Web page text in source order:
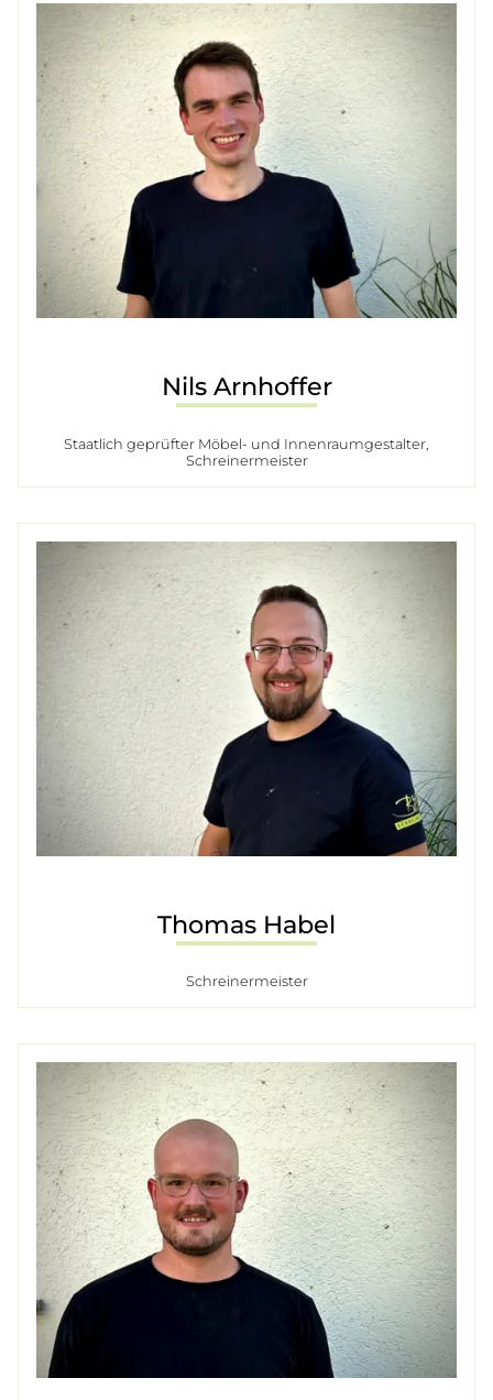
Nils Arnhoffer
Staatlich geprüfter Möbel- und Innenraumgestalter,
Schreinermeister
Thomas Habel
Schreinermeister